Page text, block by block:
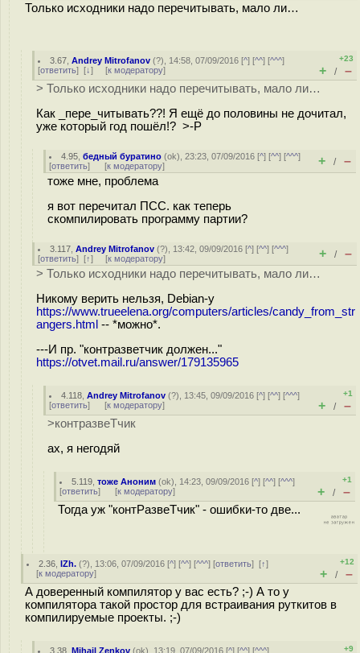
Только исходники надо перечитывать, мало ли…
3.67 ,Andrey Mitrofanov (?), 14:58, 07/09/2016 [^] [^^] [^^^]
[ответить] [↓] [к модератору]
+23
+ / –
> Только исходники надо перечитывать, мало ли…
Как _пере_читывать??! Я ещё до половины не дочитал,
уже который год пошёл!? >-P
4.95 ,бедный буратино (ok), 23:23, 07/09/2016 [^] [^^] [^^^]
[ответить] [к модератору] + / –
тоже мне, проблема
я вот перечитал ПСС. как теперь
скомпилировать программу партии?
3.117 ,Andrey Mitrofanov (?), 13:42, 09/09/2016 [^] [^^] [^^^]
[ответить] [↑] [к модератору] + / –
> Только исходники надо перечитывать, мало ли…
Никому верить нельзя, Debian-у
https://www.trueelena.org/computers/articles/candy_from_str
angers.html -- *можно*.
---И пр. "контразветчик должен..."
https://otvet.mail.ru/answer/179135965
4.118 ,Andrey Mitrofanov (?), 13:45, 09/09/2016 [^] [^^] [^^^]
[ответить] [к модератору]
+1
+ / –
>контразвеТчик
ах, я негодяй
5.119 ,тоже Аноним (ok), 14:23, 09/09/2016 [^] [^^] [^^^]
[ответить] [к модератору]
+1
+ / –
Тогда уж "контРазвеТчик" - ошибки-то две...
2.36 ,IZh. (?), 13:06, 07/09/2016 [^] [^^] [^^^] [ответить][↑]
[к модератору]
+12
+ / –
А доверенный компилятор у вас есть? ;-) А то у
компилятора такой простор для встраивания руткитов в
компилируемые проекты. ;-)
3.38 ,Mihail Zenkov (ok), 13:19, 07/09/2016 [^] [^^] [^^^] +9